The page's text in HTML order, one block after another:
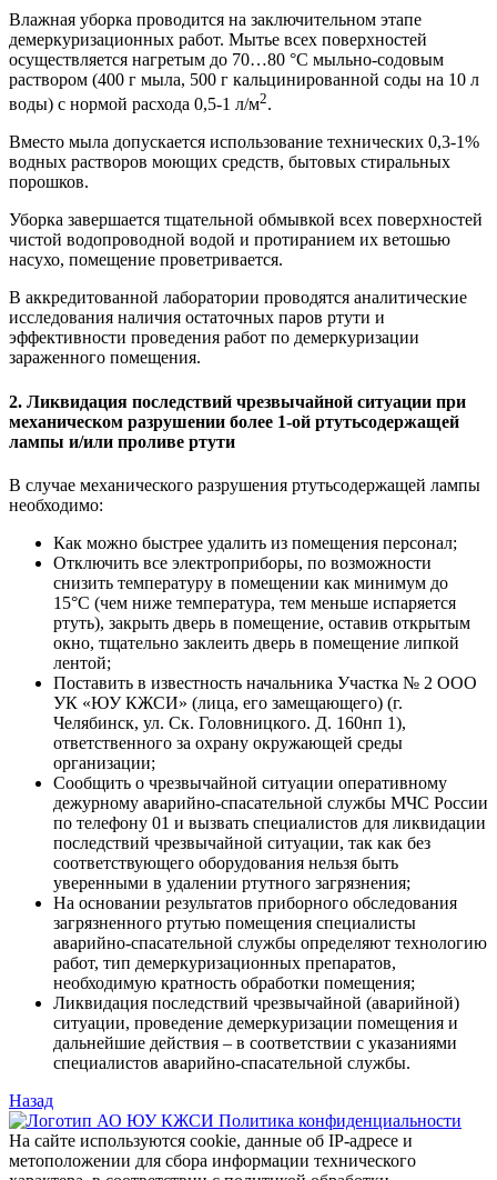
Влажная уборка проводится на заключительном этапе
демеркуризационных работ. Мытье всех поверхностей
осуществляется нагретым до 70…80 °С мы­льно-содовым
раствором (400 г мыла, 500 г кальцинированной соды на 10 л
воды) с нормой расхода 0,5-1 л/м2.
Вместо мыла допускается использование технических 0,3-1%
водных растворов моющих средств, бытовых стиральных
порошков.
Уборка завершается тщательной обмывкой всех поверхностей
чистой водопро­водной водой и протиранием их ветошью
насухо, помещение проветривается.
В аккредитованной лаборатории проводятся аналитические
исследования наличия остаточных паров ртути и
эффективности проведения работ по демеркуризации
зараженного помещения.
2. Ликвидация последствий чрезвычайной ситуации при
механическом разрушении более 1-ой ртутьсодержащей
лампы и/или проливе ртути
В случае механического разрушения ртутьсодержащей лампы
необходимо:
Как можно быстрее удалить из помещения персонал;
Отключить все электроприборы, по возможности
снизить температуру в помещении как минимум до
15°С (чем ниже температура, тем меньше испаряется
ртуть), закрыть дверь в помещение, оставив открытым
окно, тщательно заклеить дверь в помещение липкой
лентой;
Поставить в известность начальника Участка № 2 ООО
УК «ЮУ КЖСИ» (лица, его замещающего) (г.
Челябинск, ул. Ск. Головницкого. Д. 160нп 1),
ответственного за охрану окружающей среды
организации;
Сообщить о чрезвычайной ситуации оперативному
дежурному аварийно-спасательной службы МЧС России
по телефону 01 и вызвать специалистов для ликвидации
последствий чрезвычайной ситуации, так как без
соответствующего оборудования нельзя быть
уверенными в удалении ртутного загрязнения;
На основании результатов приборного обследования
загрязненного ртутью помещения специалисты
аварийно-спасательной службы определяют технологию
работ, тип демеркуризационных препаратов,
необходимую кратность обработки помещения;
Ликвидация последствий чрезвычайной (аварийной)
ситуации, проведение демеркуризации помещения и
дальнейшие действия – в соответствии с указаниями
специалистов аварийно-спасательной службы.
Назад
Политика конфиденциальности
На сайте используются cookie, данные об IP-адресе и
метоположении для сбора информации технического